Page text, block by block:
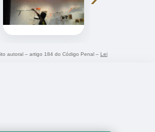
autoral – artigo 184 do Código Penal – Lei